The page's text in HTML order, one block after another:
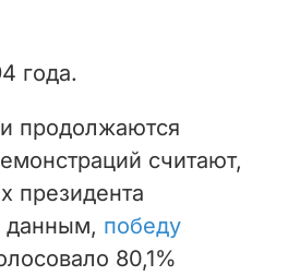
года.
продолжаются
считают,
президента
данным, победу
80,1%